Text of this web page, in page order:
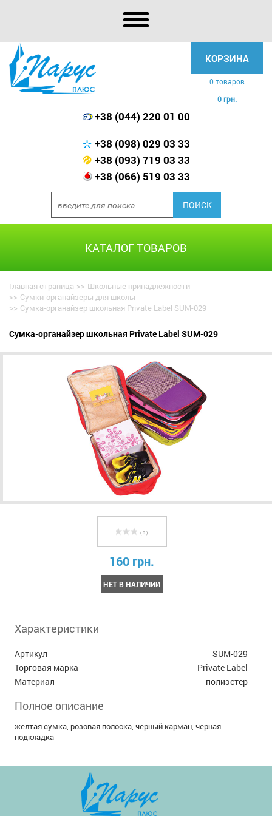
КОРЗИНА
0 товаров
0 грн.
+38 (044) 220 01 00
+38 (098) 029 03 33
+38 (093) 719 03 33
+38 (066) 519 03 33
КАТАЛОГ ТОВАРОВ
Главная страница >> Школьные принадлежности
>> Сумки-органайзеры для школы
>> Сумка-органайзер школьная Private Label SUM-029
Сумка-органайзер школьная Private Label SUM-029
( 0 )
160 грн.
НЕТ В НАЛИЧИИ
Характеристики
Артикул
SUM-029
Торговая марка
Private Label
Материал
полиэстер
Полное описание
желтая сумка, розовая полоска, черный карман, черная
подкладка